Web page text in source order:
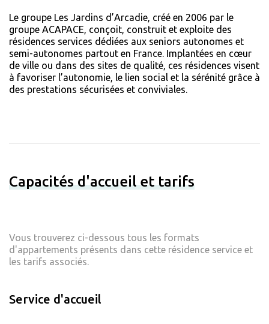
Le groupe Les Jardins d’Arcadie, créé en 2006 par le
groupe ACAPACE, conçoit, construit et exploite des
résidences services dédiées aux seniors autonomes et
semi-autonomes partout en France. Implantées en cœur
de ville ou dans des sites de qualité, ces résidences visent
à favoriser l’autonomie, le lien social et la sérénité grâce à
des prestations sécurisées et conviviales.
Capacités d'accueil et tarifs
Vous trouverez ci-dessous tous les formats
d'appartements présents dans cette résidence service et
les tarifs associés.
Service d'accueil